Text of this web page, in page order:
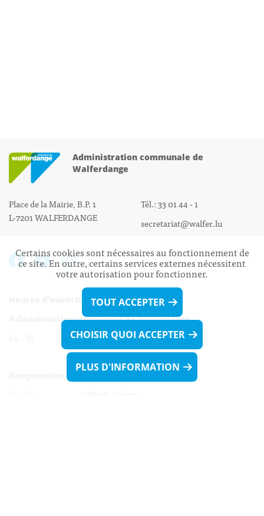
Administration communale de
Walferdange
Place de la Mairie, B.P. 1
L-7201 WALFERDANGE
Tél.: 33 01 44 - 1
secretariat@walfer.lu
Heures d’ouverture:
Administration communale de Walferdange
Lu - Ve 08h00 - 11h30
13h30 - 16h00
Certains cookies sont nécessaires au fonctionnement de
ce site. En outre, certains services externes nécessitent
votre autorisation pour fonctionner.
TOUT ACCEPTER
CHOISIR QUOI ACCEPTER
PLUS D'INFORMATION